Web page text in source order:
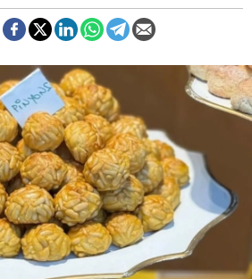
REGISTRO
INICIAR SESIÓN